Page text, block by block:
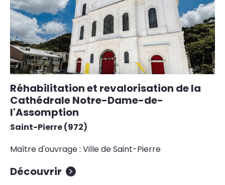
Réhabilitation et revalorisation de la
Cathédrale Notre-Dame-de-
l'Assomption
Saint-Pierre (972)
Maître d'ouvrage : Ville de Saint-Pierre
Découvrir